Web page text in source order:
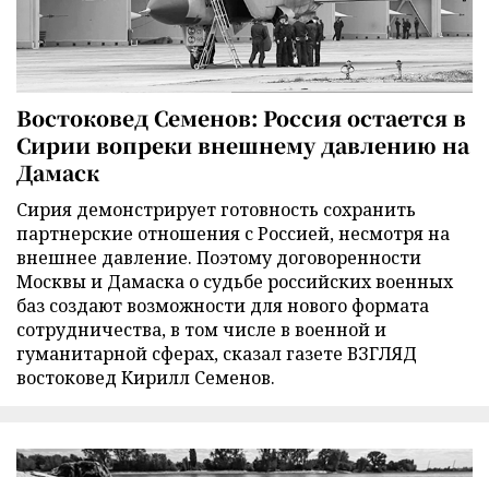
Востоковед Семенов: Россия остается в
Сирии вопреки внешнему давлению на
Дамаск
Сирия демонстрирует готовность сохранить
партнерские отношения с Россией, несмотря на
внешнее давление. Поэтому договоренности
Москвы и Дамаска о судьбе российских военных
баз создают возможности для нового формата
сотрудничества, в том числе в военной и
гуманитарной сферах, сказал газете ВЗГЛЯД
востоковед Кирилл Семенов.